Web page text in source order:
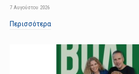
7 Αυγούστου 2026
Περισσότερα